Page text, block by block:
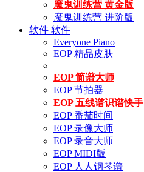
魔鬼训练营 黄金版
魔鬼训练营 进阶版
软件 软件
Everyone Piano
EOP 精品皮肤
EOP 简谱大师
EOP 节拍器
EOP 五线谱识谱快手
EOP 番茄时间
EOP 录像大师
EOP 录音大师
EOP MIDI版
EOP 人人钢琴谱